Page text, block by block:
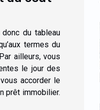
du tableau
termes du
ailleurs, vous
le jour des
accorder le
prêt immobilier.